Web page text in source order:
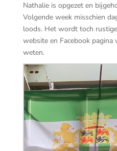
Nathalie is opgezet en
Volgende week misschien
loods. Het wordt toch
website en Facebook pagina
weten.